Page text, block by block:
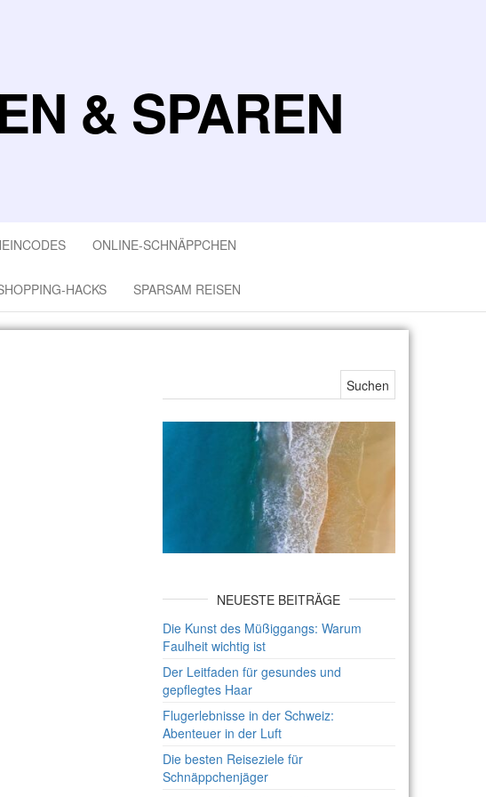
& SPAREN
ONLINE-SCHNÄPPCHEN
HACKS SPARSAM REISEN
NEUESTE BEITRÄGE
Die Kunst des Müßiggangs: Warum
Faulheit wichtig ist
Der Leitfaden für gesundes und
gepflegtes Haar
Flugerlebnisse in der Schweiz:
Abenteuer in der Luft
Die besten Reiseziele für
Schnäppchenjäger